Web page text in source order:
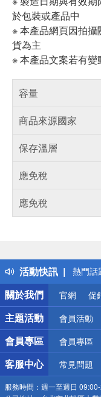
於包裝或產品中
※ 本產品網頁因拍
貨為主
※ 本產品文案若有
容量
商品來源國家
保存溫層
應免稅
應免稅
活動快訊
得獎公
熱門話
銀行優
偏遠地
詐騙網
關於我們
官網 促
主題活動 會員活動
會員專區 會員專區
客服中心 常見問題
服務時間： 週一至週日